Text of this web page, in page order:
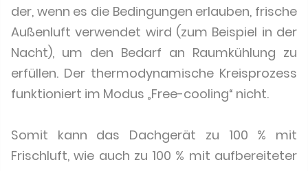
der, wenn es die Bedingungen erlauben, frische
Außenluft verwendet wird (zum Beispiel in der
Nacht), um den Bedarf an Raumkühlung zu
erfüllen. Der thermodynamische Kreisprozess
funktioniert im Modus „Free-cooling“ nicht.
Somit kann das Dachgerät zu 100 % mit
Frischluft, wie auch zu 100 % mit aufbereiteter